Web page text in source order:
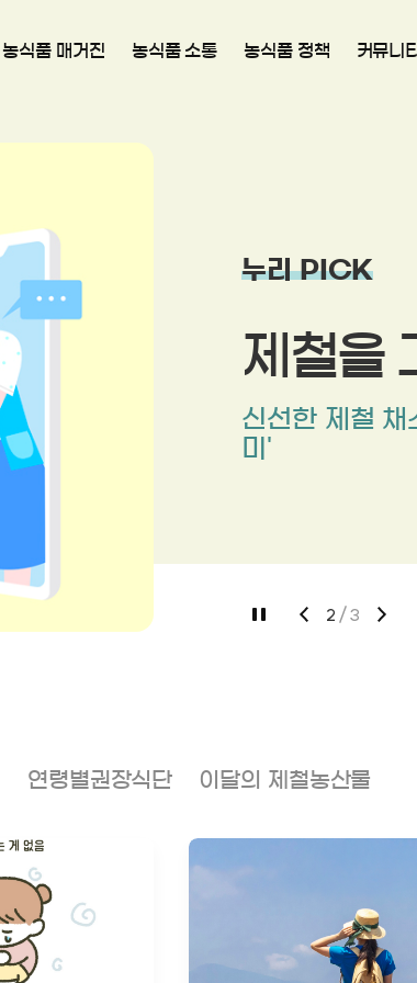
농식품 매거진 농식품 소통 농식품 정책 커뮤니
3 3
연령별권장식단 이달의 제철농산물